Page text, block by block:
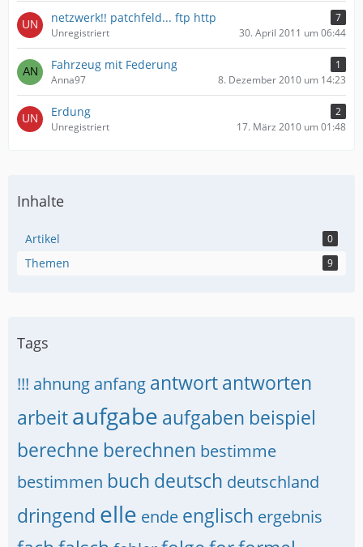
netzwerk!! patchfeld... ftp http
7
Unregistriert
30. April 2011 um 06:44
Fahrzeug mit Federung
1
Anna97
8. Dezember 2010 um 14:23
Erdung
2
Unregistriert
17. März 2010 um 01:48
Inhalte
Artikel 0
Themen 9
Tags
!!! ahnung anfang antwortantworten
arbeitaufgabe aufgaben beispiel
berechne berechnen bestimme
bestimmen buch deutsch deutschland
dringend elle ende englisch ergebnis